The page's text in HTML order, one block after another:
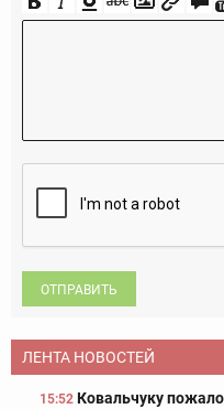
ОТПРАВИТЬ
ЛЕНТА НОВОСТЕЙ
15:52 Ковальчуку